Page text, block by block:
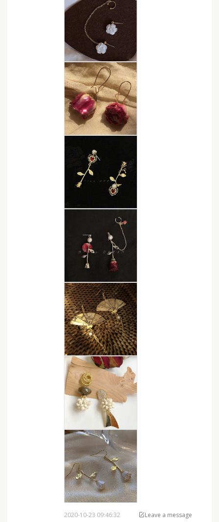
2020-10-23 09:46:32 Leave a message